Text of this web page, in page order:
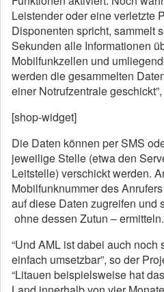
Leistender oder eine verletzte
Disponenten spricht, sammelt
Sekunden alle Informationen
Mobilfunkzellen und
werden die gesammelten
einer Notrufzentrale
[shop-widget]
Die Daten können per SMS
jeweilige Stelle (etwa den
Leitstelle) verschickt werden.
Mobilfunknummer des
auf diese Daten zugreifen und
ohne dessen Zutun – ermitteln.
“Und AML ist dabei auch noch
einfach umsetzbar”, so der
“Litauen beispielsweise hat